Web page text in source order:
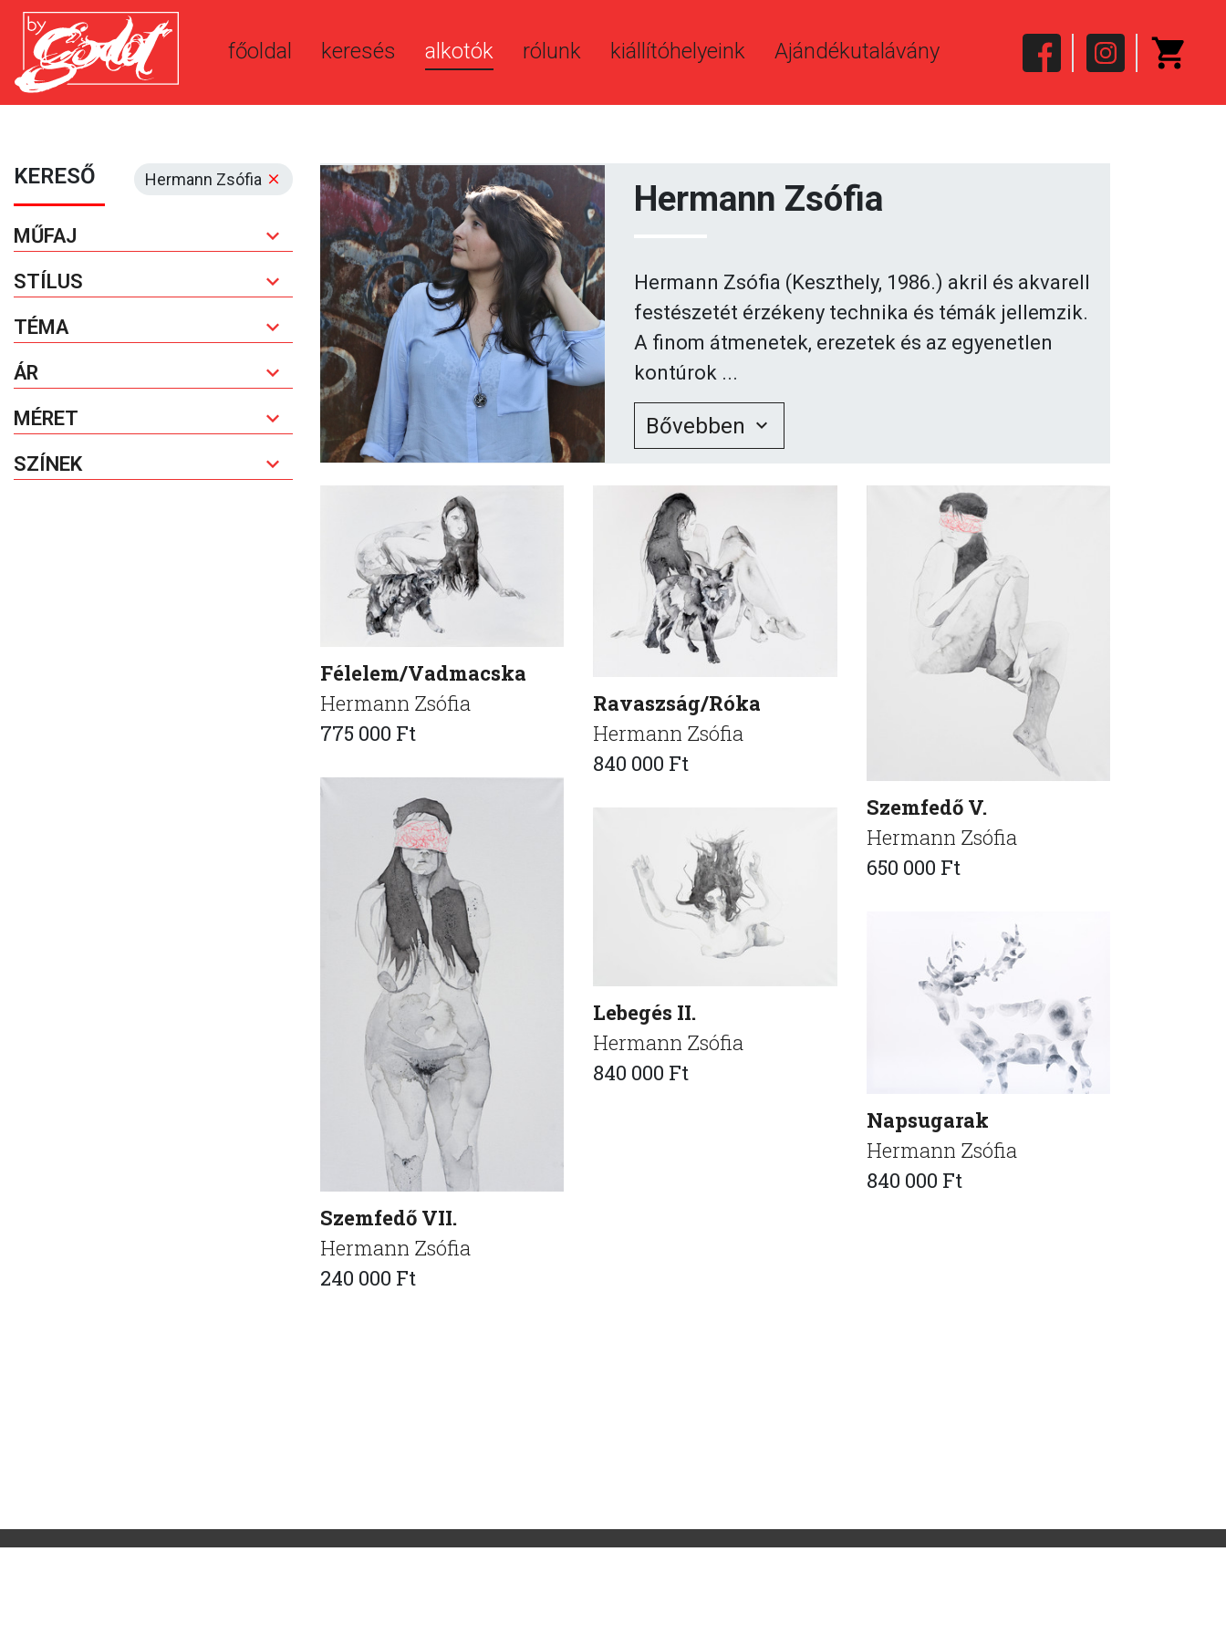
főoldal keresés alkotók rólunk kiállítóhelyeink Ajándékutalávány
Hermann Zsófia
KERESŐ
MŰFAJ
STÍLUS
TÉMA
ÁR
MÉRET
SZÍNEK
Hermann Zsófia
Hermann Zsófia (Keszthely, 1986.) akril és akvarell
festészetét érzékeny technika és témák jellemzik.
A finom átmenetek, erezetek és az egyenetlen
kontúrok ...
Bővebben
Félelem/Vadmacska
Hermann Zsófia
775 000 Ft
Ravaszság/Róka
Hermann Zsófia
840 000 Ft
Szemfedő V.
Hermann Zsófia
650 000 Ft
Szemfedő VII.
Hermann Zsófia
240 000 Ft
Lebegés II.
Hermann Zsófia
840 000 Ft
Napsugarak
Hermann Zsófia
840 000 Ft